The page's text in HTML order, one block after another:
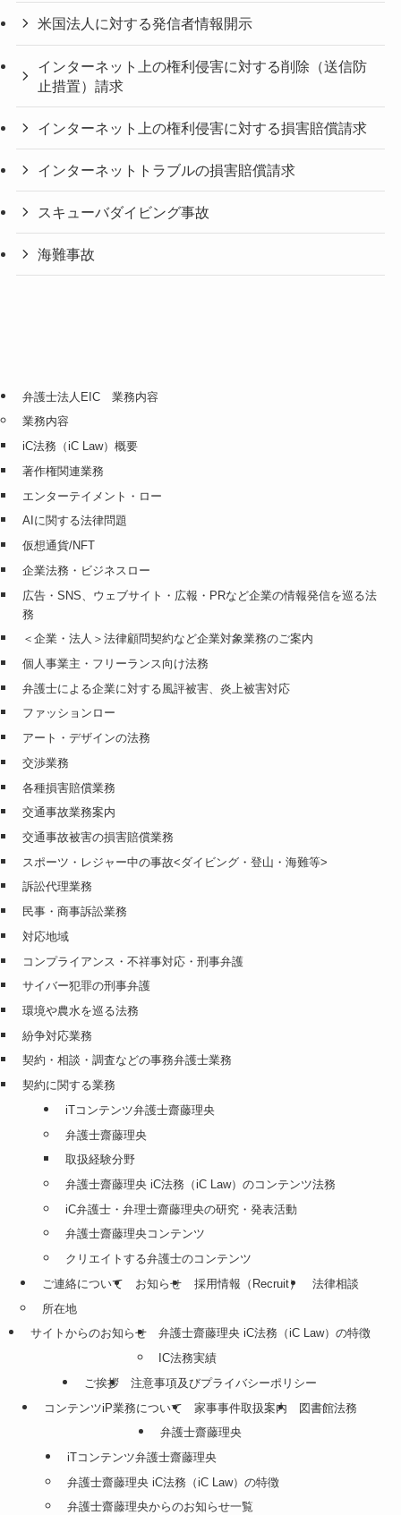
米国法人に対する発信者情報開示
インターネット上の権利侵害に対する削除（送信防
止措置）請求
インターネット上の権利侵害に対する損害賠償請求
インターネットトラブルの損害賠償請求
スキューバダイビング事故
海難事故
弁護士法人EIC 業務内容
業務内容
iC法務（iC Law）概要
著作権関連業務
エンターテイメント・ロー
AIに関する法律問題
仮想通貨/NFT
企業法務・ビジネスロー
広告・SNS、ウェブサイト・広報・PRなど企業の情報発信を巡る法
務
＜企業・法人＞法律顧問契約など企業対象業務のご案内
個人事業主・フリーランス向け法務
弁護士による企業に対する風評被害、炎上被害対応
ファッションロー
アート・デザインの法務
交渉業務
各種損害賠償業務
交通事故業務案内
交通事故被害の損害賠償業務
スポーツ・レジャー中の事故<ダイビング・登山・海難等>
訴訟代理業務
民事・商事訴訟業務
対応地域
コンプライアンス・不祥事対応・刑事弁護
サイバー犯罪の刑事弁護
環境や農水を巡る法務
紛争対応業務
契約・相談・調査などの事務弁護士業務
契約に関する業務
iTコンテンツ弁護士齋藤理央
弁護士齋藤理央
取扱経験分野
弁護士齋藤理央 iC法務（iC Law）のコンテンツ法務
iC弁護士・弁理士齋藤理央の研究・発表活動
弁護士齋藤理央コンテンツ
クリエイトする弁護士のコンテンツ
ご連絡について
所在地
お知らせ 採用情報（Recruit） 法律相談
サイトからのお知らせ
弁護士齋藤理央 iC法務（iC Law）の特徴
IC法務実績
ご挨拶
注意事項及びプライバシーポリシー
コンテンツiP業務について
家事事件取扱案内
図書館法務
弁護士齋藤理央
iTコンテンツ弁護士齋藤理央
弁護士齋藤理央 iC法務（iC Law）の特徴
弁護士齋藤理央からのお知らせ一覧